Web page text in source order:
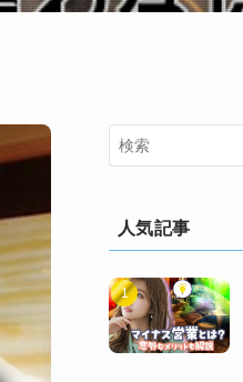
人気記事